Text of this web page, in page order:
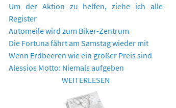
Um der Aktion zu helfen, ziehe ich alle
Register
Automeile wird zum Biker-Zentrum
Die Fortuna fährt am Samstag wieder mit
Wenn Erdbeeren wie ein großer Preis sind
Alessios Motto: Niemals aufgeben
WEITERLESEN